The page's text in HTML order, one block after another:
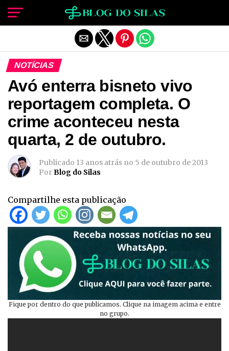
NOTÍCIAS
Avó enterra bisneto vivo
reportagem completa. O
crime aconteceu nesta
quarta, 2 de outubro.
Publicado 13 anos atrás no 5 de outubro de 2013
PorBlog do Silas
Compartilhe esta publicação
Fique por dentro do que publicamos. Clique na imagem acima e entre
no grupo.
Sair da versão mobile